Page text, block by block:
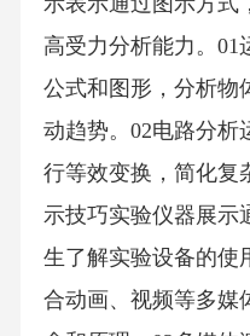
高受力分析能力。01
公式和图形，分析物
动趋势。02电路分析
行等效变换，简化复
示技巧实验仪器展示
生了解实验设备的使
合动画、视频等多媒